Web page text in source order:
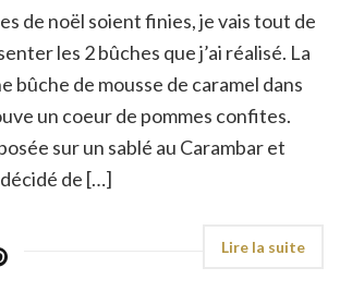
de noël soient finies, je vais tout de
les 2 bûches que j’ai réalisé. La
bûche de mousse de caramel dans
un coeur de pommes confites.
sur un sablé au Carambar et
décidé de […]